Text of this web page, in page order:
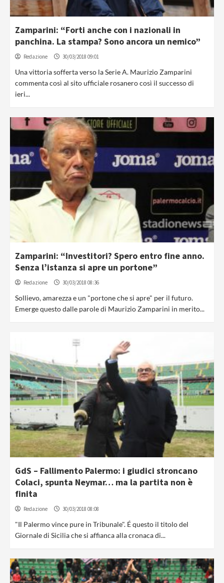
Zamparini: “Forti anche con i nazionali in
panchina. La stampa? Sono ancora un nemico”
Redazione 30/03/2018 09:01
Una vittoria sofferta verso la Serie A. Maurizio Zamparini
commenta così al sito ufficiale rosanero così il successo di
ieri...
Zamparini: “Investitori? Spero entro fine anno.
Senza l’istanza si apre un portone”
Redazione 30/03/2018 08:36
Sollievo, amarezza e un "portone che si apre" per il futuro.
Emerge questo dalle parole di Maurizio Zamparini in merito...
GdS – Fallimento Palermo: i giudici stroncano
Colaci, spunta Neymar… ma la partita non è
finita
Redazione 30/03/2018 08:08
"Il Palermo vince pure in Tribunale". É questo il titolo del
Giornale di Sicilia che si affianca alla cronaca di...